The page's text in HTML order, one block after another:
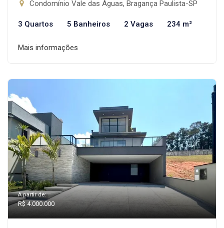
Condomínio Vale das Águas, Bragança Paulista-SP
3 Quartos 5 Banheiros 2 Vagas 234 m²
Mais informações
A partir de:
R$ 4.000.000